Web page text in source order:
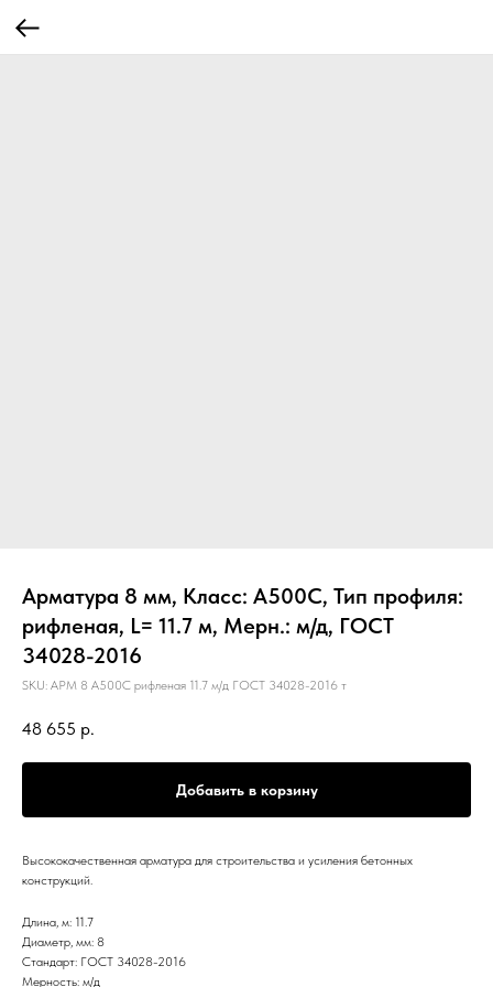
Арматура 8 мм, Класс: А500С, Тип профиля:
рифленая, L= 11.7 м, Мерн.: м/д, ГОСТ
34028-2016
SKU: АРМ 8 А500С рифленая 11.7 м/д ГОСТ 34028-2016 т
48 655 р.
Добавить в корзину
Высококачественная арматура для строительства и усиления бетонных
конструкций.
Длина, м: 11.7
Диаметр, мм: 8
Стандарт: ГОСТ 34028-2016
Мерность: м/д